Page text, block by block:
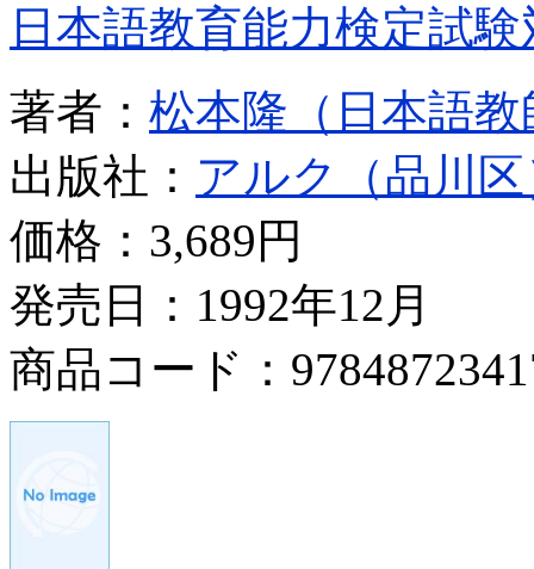
日本語教育能力検定試
著者： 松本隆（日本語教
出版社： アルク（品川
価格： 3,689円
発売日：1992年12月
商品コード：